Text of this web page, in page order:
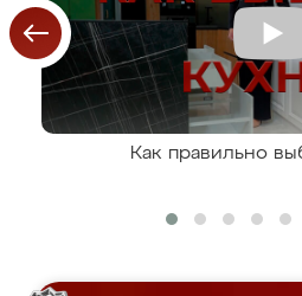
Как правильно